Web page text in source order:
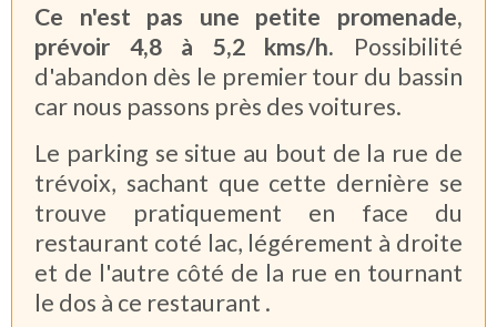
Ce n'est pas une petite promenade,
prévoir 4,8 à 5,2 kms/h. Possibilité
d'abandon dès le premier tour du bassin
car nous passons près des voitures.
Le parking se situe au bout de la rue de
trévoix, sachant que cette dernière se
trouve pratiquement en face du
restaurant coté lac, légérement à droite
et de l'autre côté de la rue en tournant
le dos à ce restaurant .